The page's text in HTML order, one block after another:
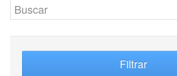
Filtrar